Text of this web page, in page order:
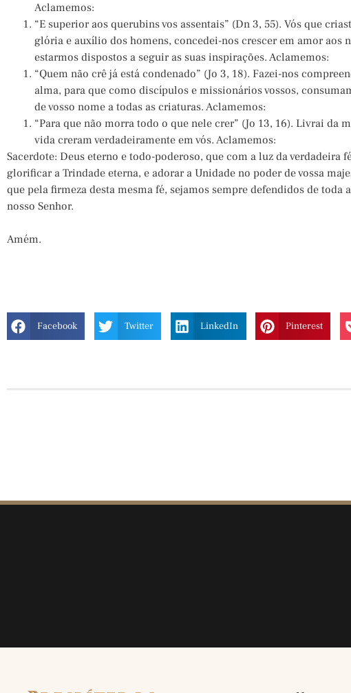
Aclamemos:
“E superior aos querubins vos assentais” (Dn 3, 55). Vós que
glória e auxílio dos homens, concedei-nos crescer em amor aos
estarmos dispostos a seguir as suas inspirações. Aclamemos:
“Quem não crê já está condenado” (Jo 3, 18). Fazei-nos
alma, para que como discípulos e missionários vossos,
de vosso nome a todas as criaturas. Aclamemos:
“Para que não morra todo o que nele crer” (Jo 13, 16). Livrai da
vida creram verdadeiramente em vós. Aclamemos:
Sacerdote: Deus eterno e todo-poderoso, que com a luz da verdadeira
glorificar a Trindade eterna, e adorar a Unidade no poder de vossa
que pela firmeza desta mesma fé, sejamos sempre defendidos de toda
nosso Senhor.
Amém.
Facebook Twitter LinkedIn Pinterest